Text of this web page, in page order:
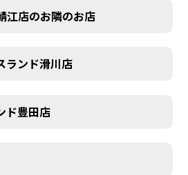
江店のお隣のお店
ランド滑川店
ド豊田店